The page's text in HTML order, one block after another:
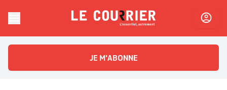
Le CourrierL'essentiel, autrement
JE M'ABONNE